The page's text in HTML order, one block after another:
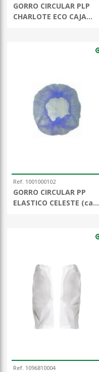
GORRO CIRCULAR PLP
CHARLOTE ECO CAJA
Ref. 1001000102
GORRO CIRCULAR PP
ELASTICO CELESTE (caja
Ref. 1096810004